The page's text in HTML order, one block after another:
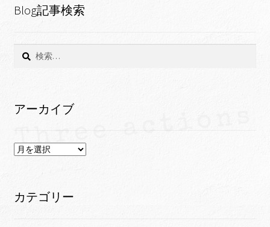
Blog記事検索
アーカイブ
ア
ブ
カテゴリー